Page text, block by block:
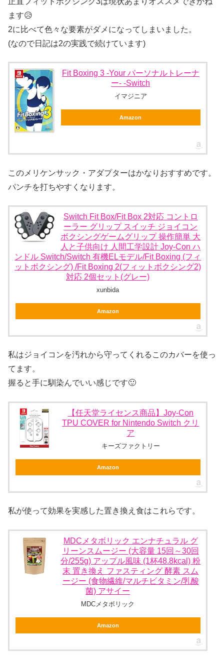
ます😥
2に比べて色々な要素がダメになってしまいました。
(なので日記は2の実践で続けています)
Fit Boxing 3 -Your パーソナルトレーナ
ー- -Switch
イマジニア
Amazon
このメリケンサック・アダプターはかなりおすすめです。
パンチを打ちやすくなります。
Switch Fit Box/Fit Box 2対応 コントロ
ーラー グリップ スイッチ ジョイコン
ボクシングゲームグリップ 操作簡単 大
人と子供向け 人間工学設計 Joy-Con ハ
ンドル Switch/Switch 有機ELモデル/Fit Boxing (フィ
ットボクシング) /Fit Boxing 2(フィットボクシング2)
対応 2個セット(グレー)
xunbida
Amazon
私はジョイコンを汚れから守ってくれるこのカバーを使っ
てます。
握ると手に馴染んでいい感じです🙂
【任天堂ライセンス商品】Joy-Con
TPU COVER for Nintendo Switch クリ
ア
キーズファクトリー
Amazon
私が使って効果を実感した置き換え食はこれらです。
MDCメタボリック エンナチュラル グ
リーンスムージー (大容量 15回～30回
分/255g) アップル風味 (1杯48.8kcal) 粉
末 置き換え ファスティング 酵素 スム
ージー (食物繊維/マルチビタミン/乳酸
菌) アサイー
MDCメタボリック
Amazon